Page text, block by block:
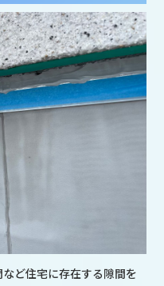
ど住宅に存在する隙間を